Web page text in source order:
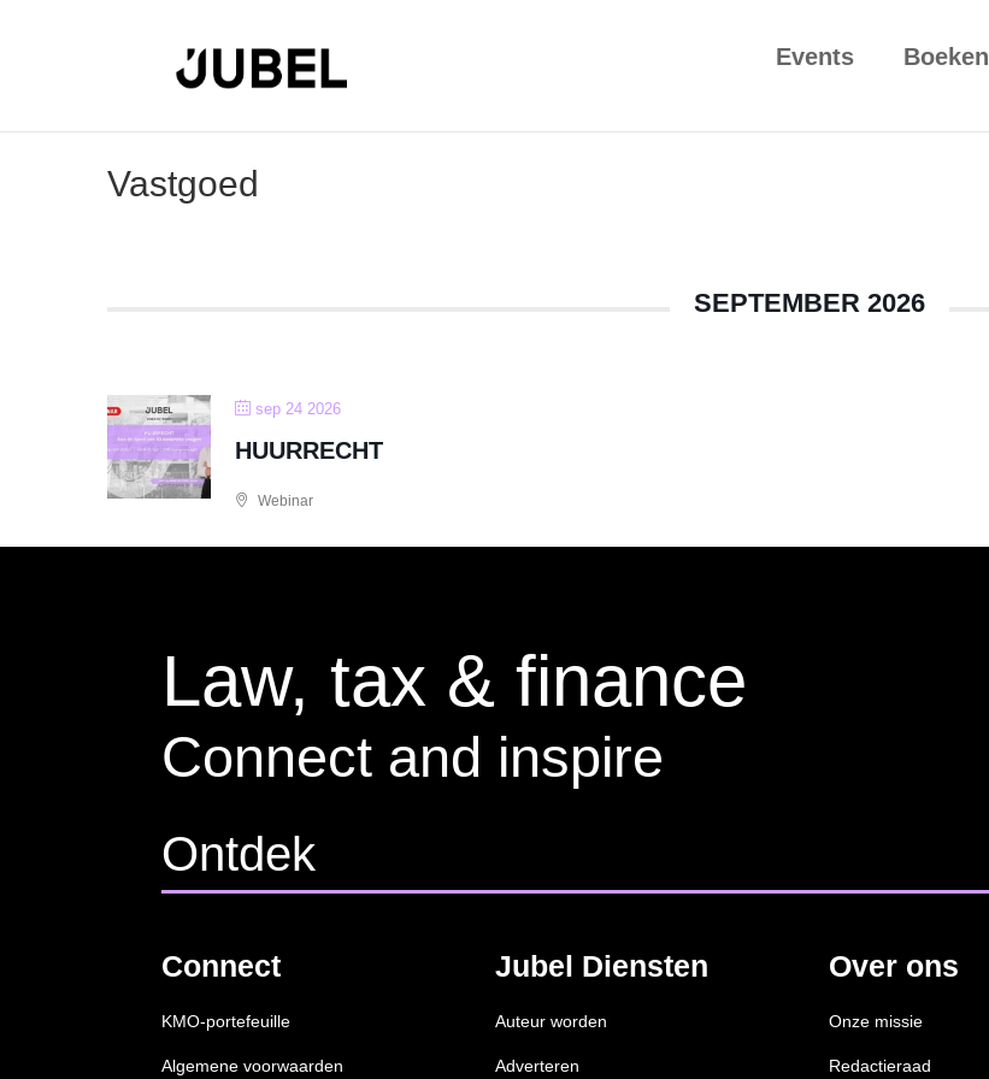
Events Boeken
Vastgoed
SEPTEMBER 2026
sep 24 2026
HUURRECHT
Webinar
Law, tax & finance
Connect and inspire
Ontdek
Connect
KMO-portefeuille
Algemene voorwaarden
Jubel Diensten
Auteur worden
Adverteren
Over ons
Onze missie
Redactieraad